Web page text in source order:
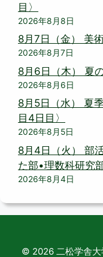
目〉
2026年8月8日
8月7日（金） 美
2026年8月7日
8月6日（木） 夏
2026年8月6日
8月5日（水） 夏
目4日目〉
2026年8月5日
8月4日（火） 部
た部•理数科研究部
2026年8月4日
© 2026 二松学舎大